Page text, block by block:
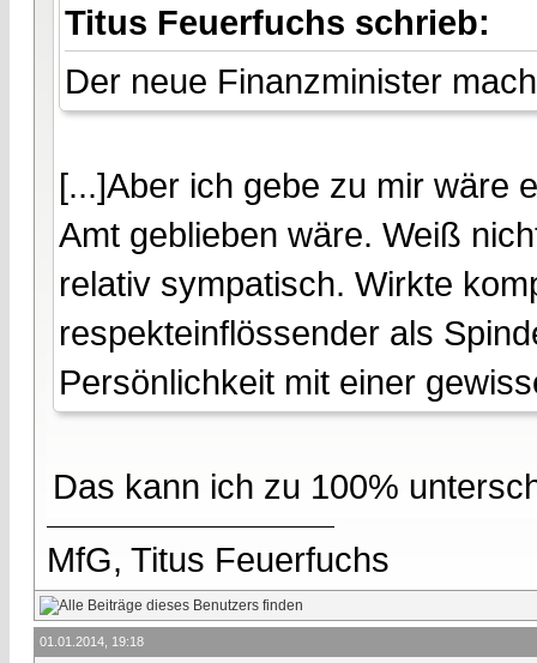
Titus Feuerfuchs schrieb:
Der neue Finanzminister
[...]Aber ich gebe zu mir wäre
Amt geblieben wäre. Weiß
relativ sympatisch. Wirkte
respekteinflössender als
Persönlichkeit mit einer
Das kann ich zu 100%
MfG, Titus Feuerfuchs
01.01.2014, 19:18